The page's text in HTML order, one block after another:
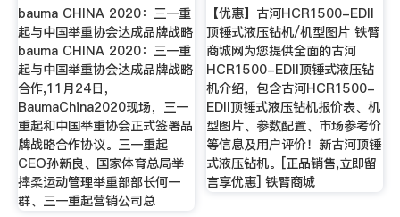
bauma CHINA 2020：三一重
起与中国举重协会达成品牌战略
bauma CHINA 2020：三一重
起与中国举重协会达成品牌战略
合作,11月24日，
BaumaChina2020现场，三一
重起和中国举重协会正式签署品
牌战略合作协议。三一重起
CEO孙新良、国家体育总局举
摔柔运动管理举重部部长何一
群、三一重起营销公司总
【优惠】古河HCR1500-EDII
顶锤式液压钻机/机型图片 铁臂
商城网为您提供全面的古河
HCR1500-EDII顶锤式液压钻
机介绍，包含古河HCR1500-
EDII顶锤式液压钻机报价表、机
型图片、参数配置、市场参考价
等信息及用户评价！新古河顶锤
式液压钻机。[正品销售,立即留
言享优惠] 铁臂商城